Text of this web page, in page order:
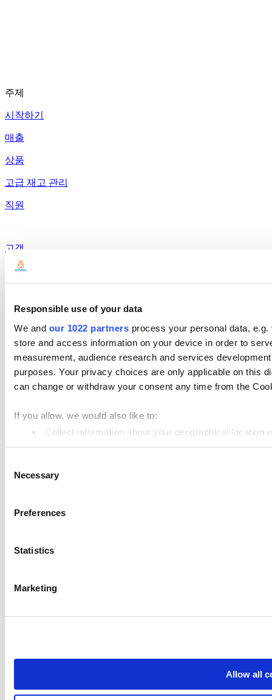
Responsible use of your data
We and our 1022 partners process your personal data,
store and access information on your device in order to
measurement, audience research and services
purposes. Your privacy choices are only applicable on this
can change or withdraw your consent any time from the
If you allow, we would also like to:
Collect information about your geographical
Identify your device by actively scanning it for
share information about your use of our site with our social
Selection
Necessary
Preferences
Statistics
Marketing
Allow all
주제
시작하기
매출
상품
고급 재고 관리
직원
고객
보고서
하드웨어
결제
제품
Loyverse 포스
Kitchen Display
고객 디스플레이
고급 재고 관리
도움 자료들
Status
Terms of Use
Data Processing Addendum